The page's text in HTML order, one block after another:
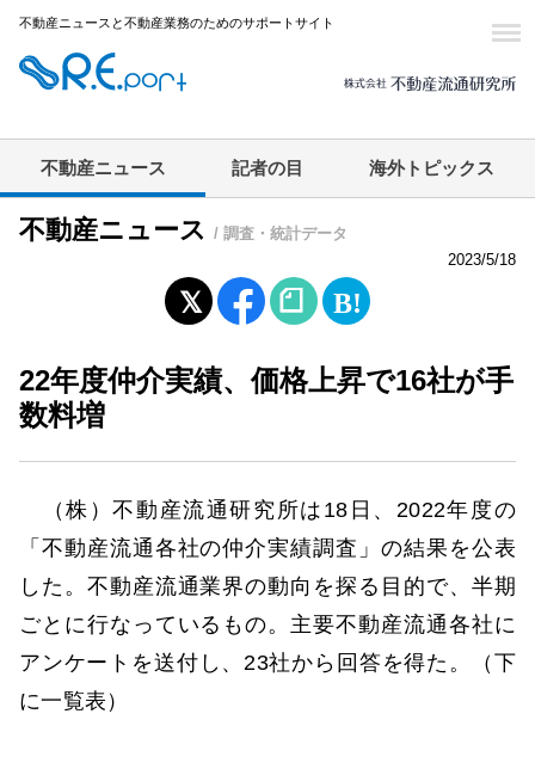
不動産ニュースと不動産業務のためのサポートサイト
不動産ニュース 記者の目 海外トピックス
不動産ニュース / 調査・統計データ
2023/5/18
22年度仲介実績、価格上昇で16社が手
数料増
（株）不動産流通研究所は18日、2022年度の
「不動産流通各社の仲介実績調査」の結果を公表
した。不動産流通業界の動向を探る目的で、半期
ごとに行なっているもの。主要不動産流通各社に
アンケートを送付し、23社から回答を得た。（下
に一覧表）